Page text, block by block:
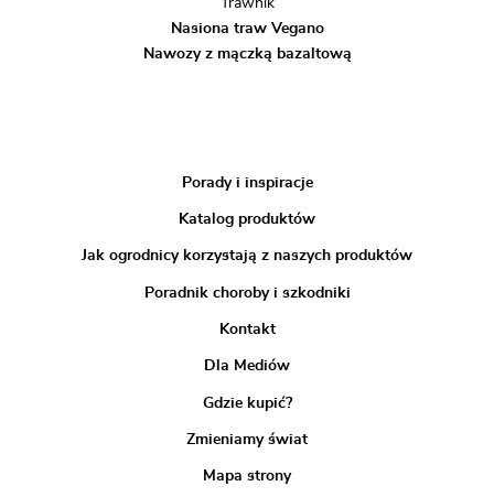
Trawnik
Nasiona traw Vegano
Nawozy z mączką bazaltową
Porady i inspiracje
Katalog produktów
Jak ogrodnicy korzystają z naszych produktów
Poradnik choroby i szkodniki
Kontakt
Dla Mediów
Gdzie kupić?
Zmieniamy świat
Mapa strony